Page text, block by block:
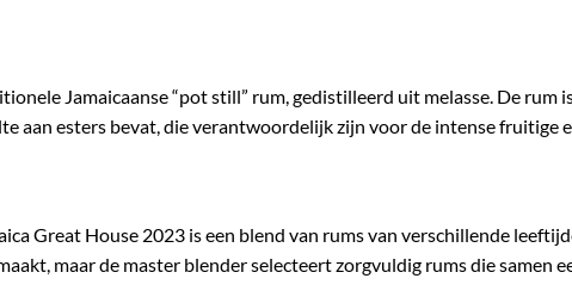
Jamaicaanse “pot still” rum, gedistilleerd uit melasse. De
aan esters bevat, die verantwoordelijk zijn voor de intense fruitige
Great House 2023 is een blend van rums van verschillende
maar de master blender selecteert zorgvuldig rums die samen